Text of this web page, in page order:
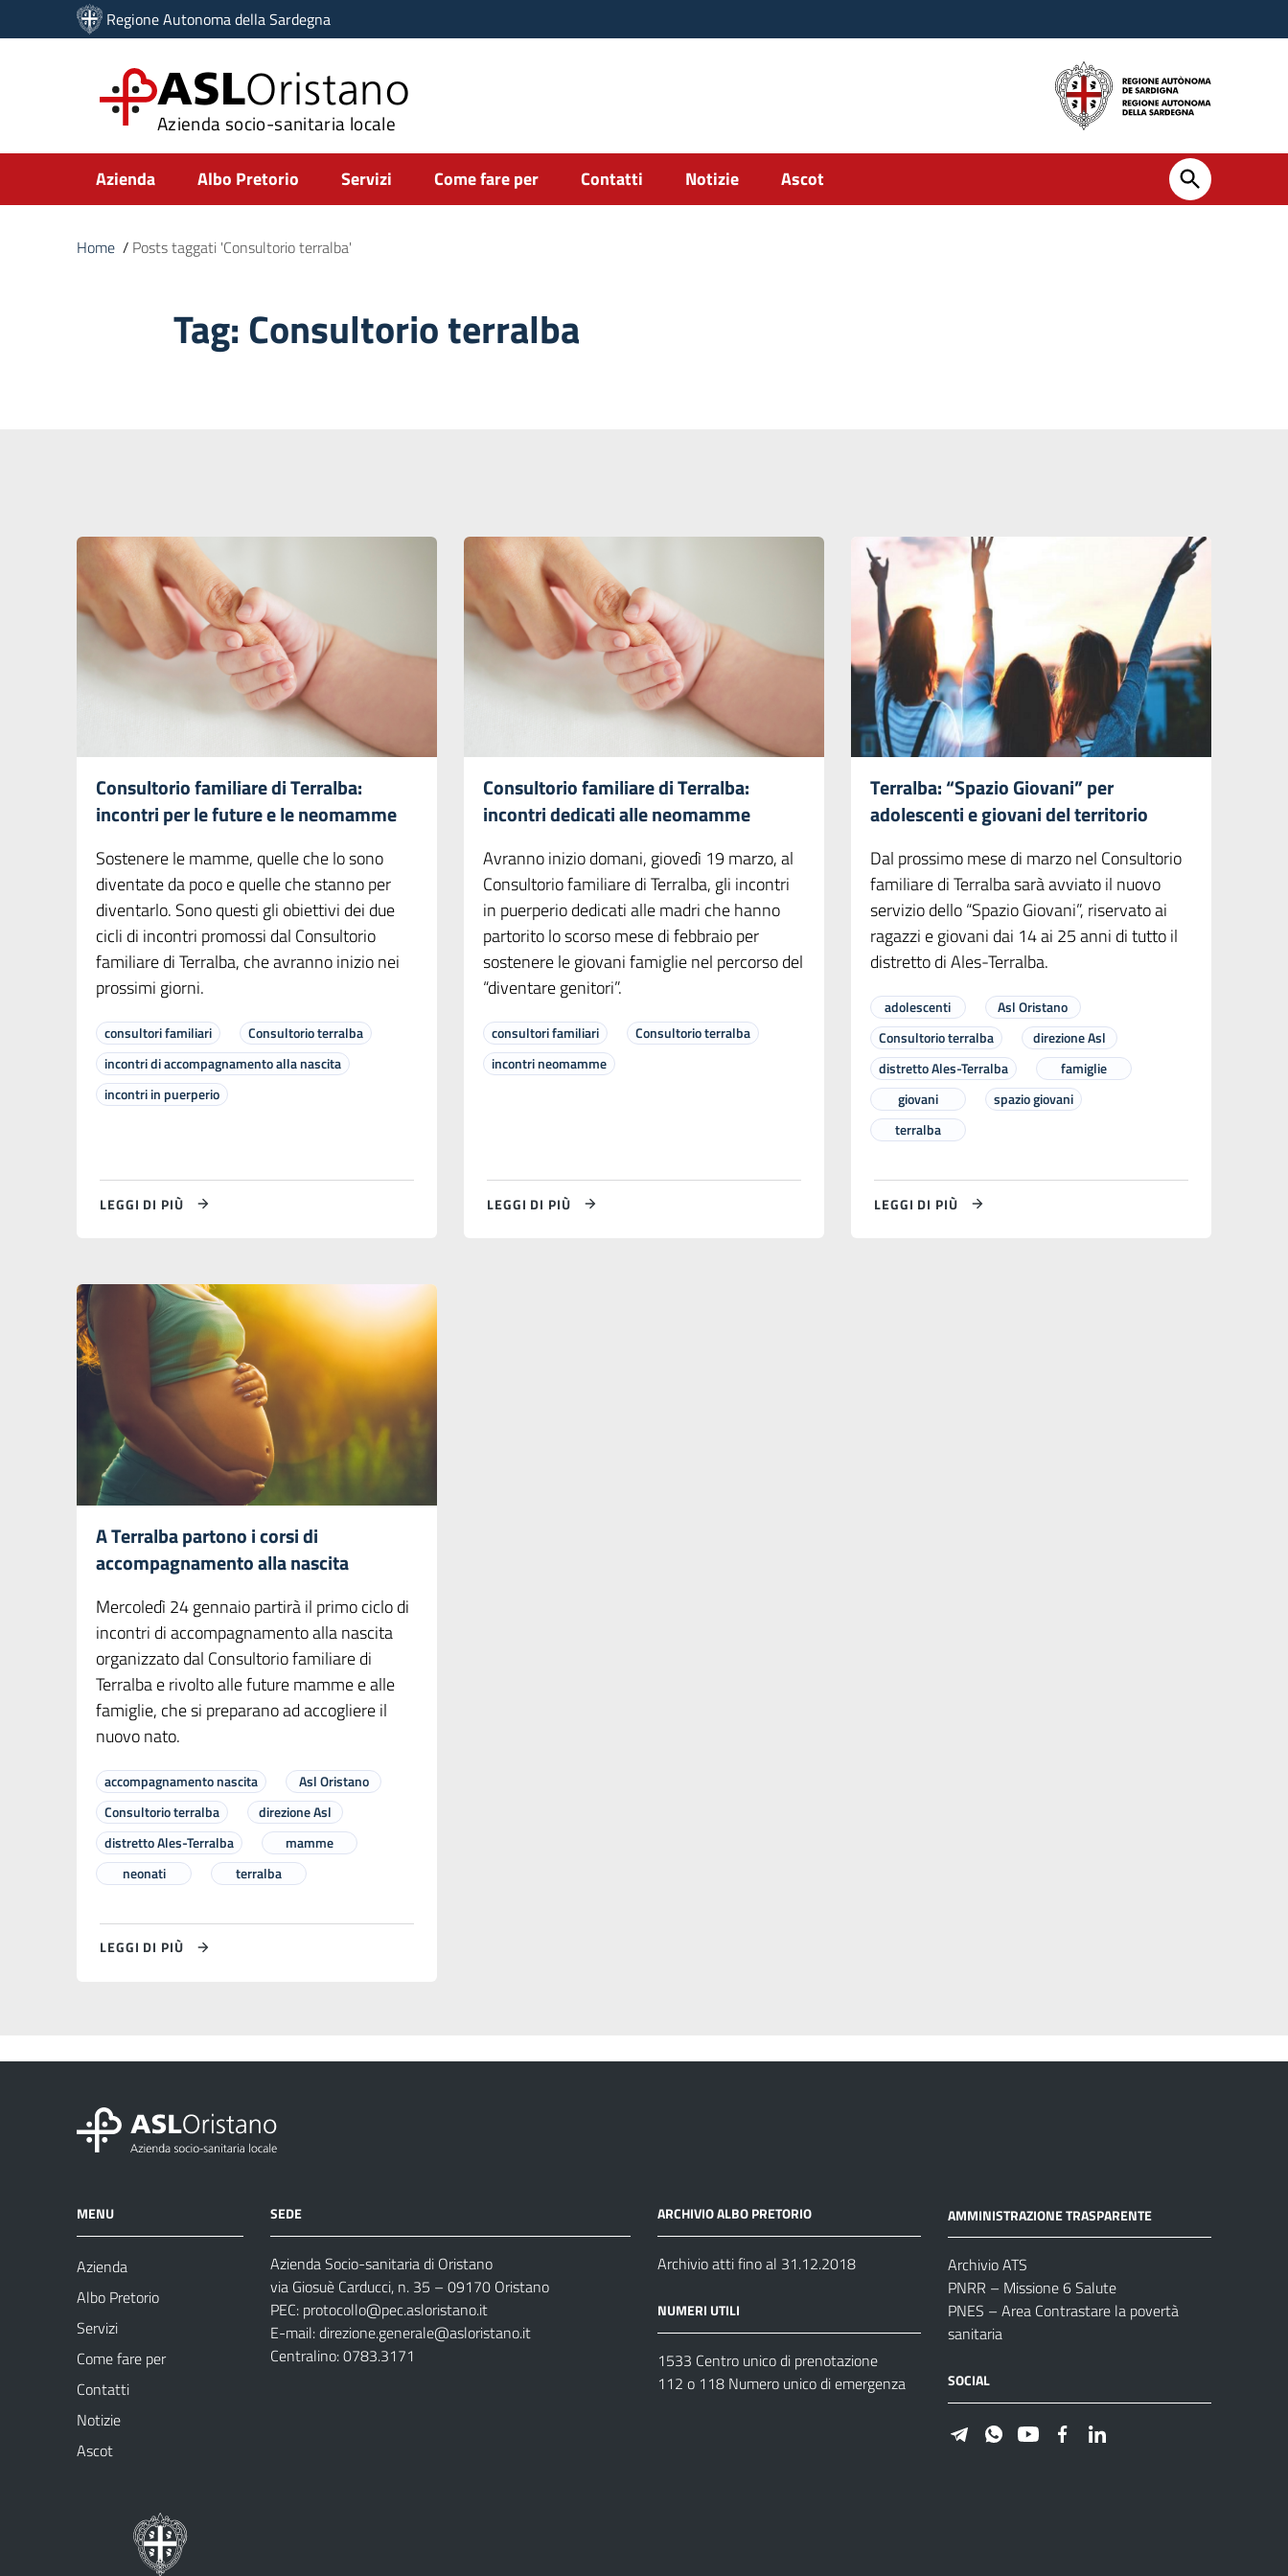
Vai ai contenuti
Vai al menu di navigazione
Regione Autonoma della Sardegna
ASLOristano
Azienda socio-sanitaria locale
Submenu
Azienda Albo Pretorio Servizi Come fare per Contatti Notizie Ascot
Home / Posts taggati 'Consultorio terralba'
Tag:Consultorio terralba
Consultorio familiare di Terralba:
incontri per le future e le neomamme
Sostenere le mamme, quelle che lo sono
diventate da poco e quelle che stanno per
diventarlo. Sono questi gli obiettivi dei due
cicli di incontri promossi dal Consultorio
familiare di Terralba, che avranno inizio nei
prossimi giorni.
consultori familiari
Consultorio terralba
incontri di accompagnamento alla nascita
incontri in puerperio
LEGGI DI PIÙ
Consultorio familiare di Terralba:
incontri dedicati alle neomamme
Avranno inizio domani, giovedì 19 marzo, al
Consultorio familiare di Terralba, gli incontri
in puerperio dedicati alle madri che hanno
partorito lo scorso mese di febbraio per
sostenere le giovani famiglie nel percorso del
“diventare genitori”.
consultori familiari
Consultorio terralba
incontri neomamme
LEGGI DI PIÙ
Terralba: “Spazio Giovani” per
adolescenti e giovani del territorio
Dal prossimo mese di marzo nel Consultorio
familiare di Terralba sarà avviato il nuovo
servizio dello “Spazio Giovani”, riservato ai
ragazzi e giovani dai 14 ai 25 anni di tutto il
distretto di Ales-Terralba.
adolescenti
Asl Oristano
Consultorio terralba
direzione Asl
distretto Ales-Terralba
famiglie
giovani
spazio giovani
terralba
LEGGI DI PIÙ
A Terralba partono i corsi di
accompagnamento alla nascita
Mercoledì 24 gennaio partirà il primo ciclo di
incontri di accompagnamento alla nascita
organizzato dal Consultorio familiare di
Terralba e rivolto alle future mamme e alle
famiglie, che si preparano ad accogliere il
nuovo nato.
accompagnamento nascita
Asl Oristano
Consultorio terralba
direzione Asl
distretto Ales-Terralba
mamme
neonati
terralba
LEGGI DI PIÙ
MENU
Azienda
Albo Pretorio
Servizi
Come fare per
Contatti
Notizie
Ascot
SEDE
Azienda Socio-sanitaria di Oristano
via Giosuè Carducci, n. 35 – 09170 Oristano
PEC: protocollo@pec.asloristano.it
E-mail:direzione.generale@asloristano.it
Centralino: 0783.3171
ARCHIVIO ALBO PRETORIO
Archivio atti fino al 31.12.2018
NUMERI UTILI
1533 Centro unico di prenotazione
112 o 118 Numero unico di emergenza
AMMINISTRAZIONE TRASPARENTE
Archivio ATS
PNRR – Missione 6 Salute
PNES – Area Contrastare la povertà
sanitaria
SOCIAL